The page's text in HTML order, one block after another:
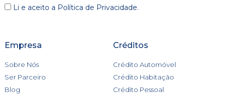
Li e aceito a Política de Privacidade.
Empresa
Sobre Nós
Ser Parceiro
Blog
Créditos
Crédito Automóvel
Crédito Habitação
Crédito Pessoal